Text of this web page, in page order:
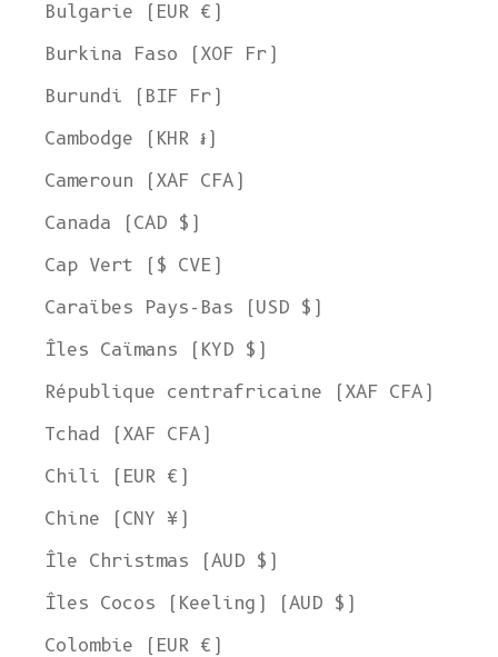
Bulgarie (EUR €)
Burkina Faso (XOF Fr)
Burundi (BIF Fr)
Cambodge (KHR ៛)
Cameroun (XAF CFA)
Canada (CAD $)
Cap Vert ($ CVE)
Caraïbes Pays-Bas (USD $)
Îles Caïmans (KYD $)
République centrafricaine (XAF CFA)
Tchad (XAF CFA)
Chili (EUR €)
Chine (CNY ¥)
Île Christmas (AUD $)
Îles Cocos (Keeling) (AUD $)
Colombie (EUR €)